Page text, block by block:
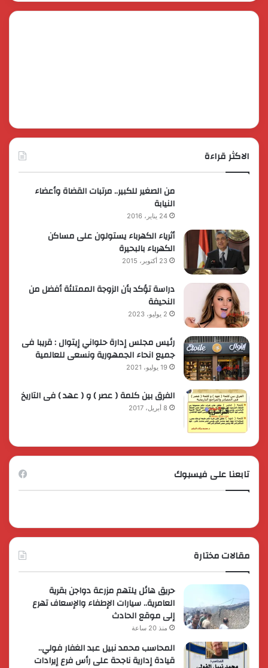
الاكثر قراءة
من الصغير للكبير.. مرتبات القضاة وأعضاء
النيابة
24 يناير، 2016
أثرياء الكهرباء يستولون على مساكن
الكهرباء بالبحيرة
23 أكتوبر، 2015
دراسة تؤكد بأن الزوجة الممتلئة أفضل من
النحيفة
2 يوليو، 2023
رئيس مجلس إدارة حلواني إيتوال : قريبا فى
جميع انحاء الجمهورية ونسعى للعالمية
19 يوليو، 2021
الفرق بين كلمة ( عصر ) و ( عهد ) فى التاريخ
8 أبريل، 2017
تابعنا على فيسبوك
مقالات مختارة
حريق هائل يلتهم مزرعة دواجن بقرية
العامرية.. سيارات الإطفاء والإسعاف تهرع
إلى موقع الحادث
منذ 20 ساعة
المحاسب محمد نبيل عبد الغفار فولي..
قيادة إدارية ناجحة على رأس فرع إيرادات